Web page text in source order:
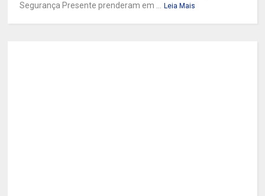
Segurança Presente prenderam em ... Leia Mais